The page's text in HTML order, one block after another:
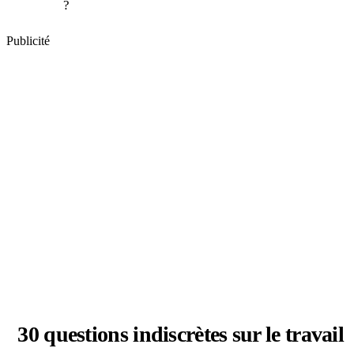
?
Publicité
30 questions indiscrètes sur le travail